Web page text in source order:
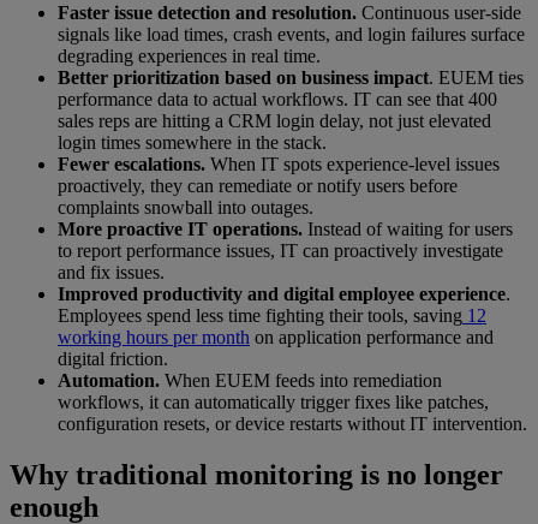
Faster issue detection and resolution. Continuous user-side
signals like load times, crash events, and login failures surface
degrading experiences in real time.
Better prioritization based on business impact. EUEM ties
performance data to actual workflows. IT can see that 400
sales reps are hitting a CRM login delay, not just elevated
login times somewhere in the stack.
Fewer escalations. When IT spots experience-level issues
proactively, they can remediate or notify users before
complaints snowball into outages.
More proactive IT operations. Instead of waiting for users
to report performance issues, IT can proactively investigate
and fix issues.
Improved productivity and digital employee experience.
Employees spend less time fighting their tools, saving 12
working hours per month on application performance and
digital friction.
Automation. When EUEM feeds into remediation
workflows, it can automatically trigger fixes like patches,
configuration resets, or device restarts without IT intervention.
Why traditional monitoring is no longer
enough